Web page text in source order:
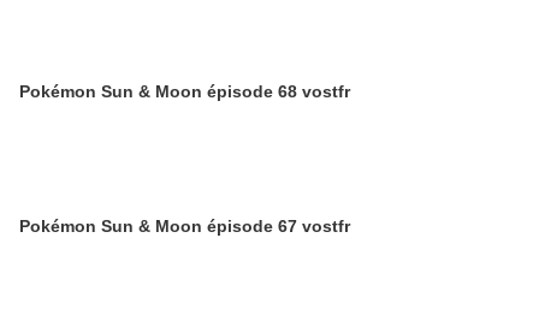
Pokémon Sun & Moon épisode 68 vostfr
Pokémon Sun & Moon épisode 67 vostfr